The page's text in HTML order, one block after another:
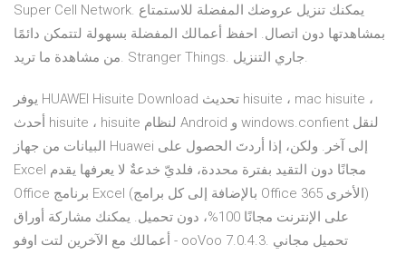
Super Cell Network. يمكنك تنزيل عروضك المفضلة للاستمتاع
بمشاهدتها دون اتصال. احفظ أعمالك المفضلة بسهولة لتتمكن دائمًا
من مشاهدة ما تريد. Stranger Things. جاري التنزيل.
يوفر HUAWEI Hisuite Download تحديث hisuite ، mac hisuite ،
أحدث hisuite ، hisuite لنظام Android و windows.confient لنقل
البيانات من جهاز Huawei إلى آخر. ولكن، إذا أردتَ الحصول على
Excel مجانًا دون التقيد بفترة محددة، فلديّ خدعةٌ لا يعرفها يقدم
Office برنامج Excel (بالإضافة إلى كل برامج Office 365 الأخرى)
على الإنترنت مجانًا 100%، دون تحميل. يمكنك مشاركة أوراق
أعمالك مع الآخرين لتت اوفو - ooVoo 7.0.4.3تحميل مجاني .